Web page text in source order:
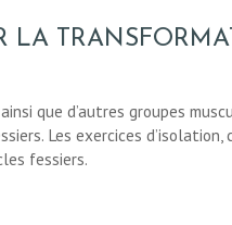
LA
que d’autres groupes
Les exercices
fessiers.